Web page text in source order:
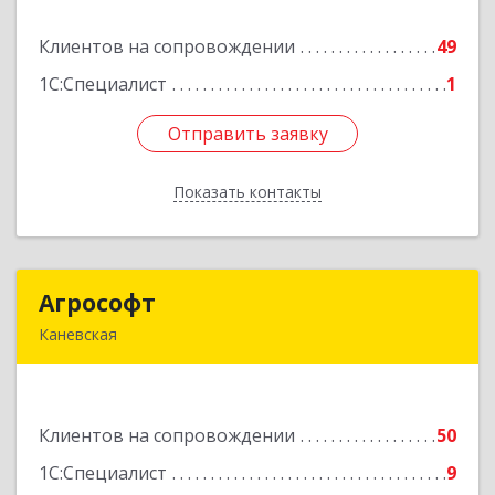
Клиентов на сопровождении
49
1С:Специалист
1
Отправить заявку
Показать контакты
Подробнее
Отправить заявку
Назад
Агрософт
Каневская
Клиентов на сопровождении
50
1С:Специалист
9
Подробнее